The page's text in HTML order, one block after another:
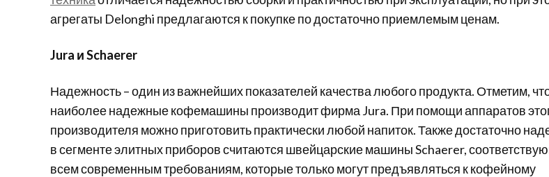
агрегаты Delonghi предлагаются к покупке по достаточно приемлемым ценам.
Jura и Schaerer
Надежность – один из важнейших показателей качества любого продукта. Отметим,
наиболее надежные кофемашины производит фирма Jura. При помощи аппаратов
производителя можно приготовить практически любой напиток. Также достаточно
в сегменте элитных приборов считаются швейцарские машины Schaerer,
всем современным требованиям, которые только могут предъявляться к кофейному